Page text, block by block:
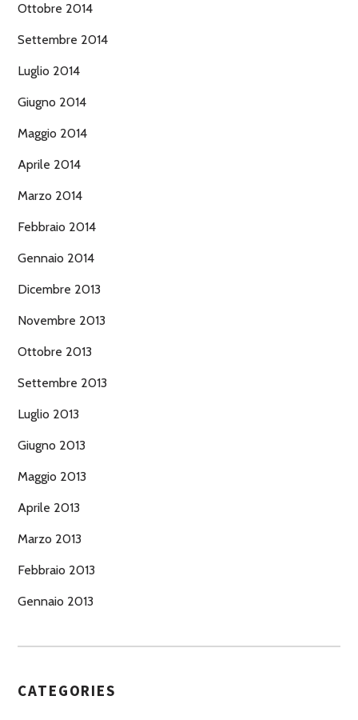
Ottobre 2014
Settembre 2014
Luglio 2014
Giugno 2014
Maggio 2014
Aprile 2014
Marzo 2014
Febbraio 2014
Gennaio 2014
Dicembre 2013
Novembre 2013
Ottobre 2013
Settembre 2013
Luglio 2013
Giugno 2013
Maggio 2013
Aprile 2013
Marzo 2013
Febbraio 2013
Gennaio 2013
CATEGORIES